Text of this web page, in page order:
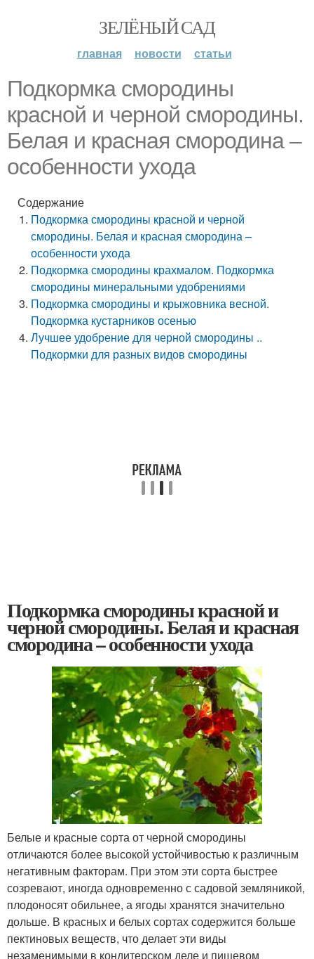
ЗЕЛЁНЫЙ САД
главная новости статьи
Подкормка смородины
красной и черной смородины.
Белая и красная смородина –
особенности ухода
Содержание
Подкормка смородины красной и черной
смородины. Белая и красная смородина –
особенности ухода
Подкормка смородины крахмалом. Подкормка
смородины минеральными удобрениями
Подкормка смородины и крыжовника весной.
Подкормка кустарников осенью
Лучшее удобрение для черной смородины ..
Подкормки для разных видов смородины
Подкормка смородины красной и
черной смородины. Белая и красная
смородина – особенности ухода
Белые и красные сорта от черной смородины
отличаются более высокой устойчивостью к различным
негативным факторам. При этом эти сорта быстрее
созревают, иногда одновременно с садовой земляникой,
плодоносят обильнее, а ягоды хранятся значительно
дольше. В красных и белых сортах содержится больше
пектиновых веществ, что делает эти виды
незаменимыми в кондитерском деле и пищевом